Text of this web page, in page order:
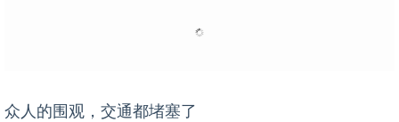
众人的围观，交通都堵塞了